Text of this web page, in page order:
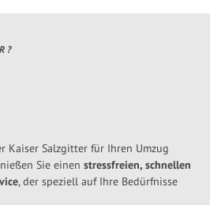
Kaiser Salzgitter für Ihren Umzug
Sie einen stressfreien, schnellen
, der speziell auf Ihre Bedürfnisse